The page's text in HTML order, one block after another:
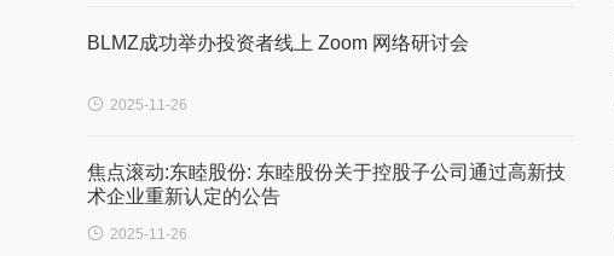
BLMZ成功举办投资者线上 Zoom 网络研讨会
 2025-11-26
焦点滚动:东睦股份: 东睦股份关于控股子公司通过高新技
术企业重新认定的公告
 2025-11-26